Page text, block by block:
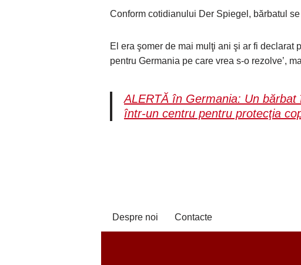
Conform cotidianului Der Spiegel, bărbatul
El era şomer de mai mulţi ani şi ar fi declarat
pentru Germania pe care vrea s-o rezolve’,
ALERTĂ în Germania: Un
într-un centru pentru protecţia
Despre noi Contacte